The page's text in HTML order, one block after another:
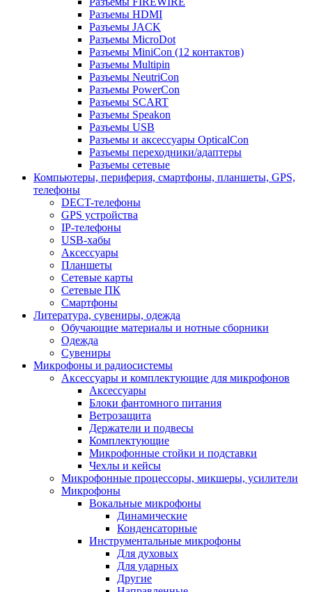
Разъемы HDMI
Разъемы JACK
Разъемы MicroDot
Разъемы MiniCon (12 контактов)
Разъемы Multipin
Разъемы NeutriCon
Разъемы PowerCon
Разъемы SCART
Разъемы Speakon
Разъемы USB
Разъемы и аксессуары OpticalCon
Разъемы переходники/адаптеры
Разъемы сетевые
Компьютеры, периферия, смартфоны, планшеты, GPS,
телефоны
DECT-телефоны
GPS устройства
IP-телефоны
USB-хабы
Аксессуары
Планшеты
Сетевые карты
Сетевые ПК
Смартфоны
Литература, сувениры, одежда
Обучающие материалы и нотные сборники
Одежда
Сувениры
Микрофоны и радиосистемы
Аксессуары и комплектующие для микрофонов
Аксессуары
Блоки фантомного питания
Ветрозащита
Держатели и подвесы
Комплектующие
Микрофонные стойки и подставки
Чехлы и кейсы
Микрофонные процессоры, микшеры, усилители
Микрофоны
Вокальные микрофоны
Динамические
Конденсаторные
Инструментальные микрофоны
Для духовых
Для ударных
Другие